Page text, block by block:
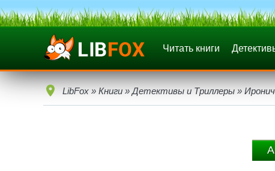
Читать книги
LibFox » Книги » Детективы и Триллеры »